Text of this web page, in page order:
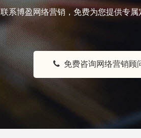
联系博盈网络营销，免费为您提供专
免费咨询网络营销顾